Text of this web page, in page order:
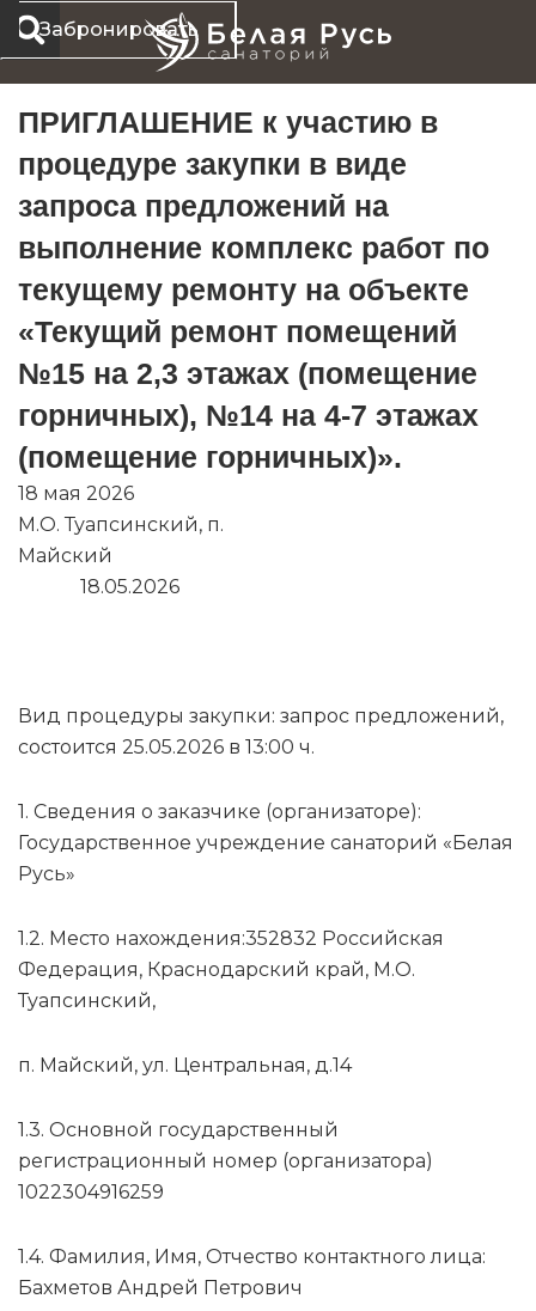
Перейти
Забронировать
ПРИГЛАШЕНИЕ к участию в
процедуре закупки в виде
запроса предложений на
выполнение комплекс работ по
текущему ремонту на объекте
«Текущий ремонт помещений
№15 на 2,3 этажах (помещение
горничных), №14 на 4-7 этажах
(помещение горничных)».
18 мая 2026
М.О. Туапсинский, п.
Майский
18.05.2026
Вид процедуры закупки: запрос предложений,
состоится 25.05.2026 в 13:00 ч.
1. Сведения о заказчике (организаторе):
Государственное учреждение санаторий «Белая
Русь»
1.2. Место нахождения:352832 Российская
Федерация, Краснодарский край, М.О.
Туапсинский,
п. Майский, ул. Центральная, д.14
1.3. Основной государственный
регистрационный номер (организатора)
1022304916259
1.4. Фамилия, Имя, Отчество контактного лица:
Бахметов Андрей Петрович